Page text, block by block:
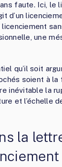
faute. Ici, le
d’un
une
qu’il soit
soient à
inévitable la
et l’échelle
la